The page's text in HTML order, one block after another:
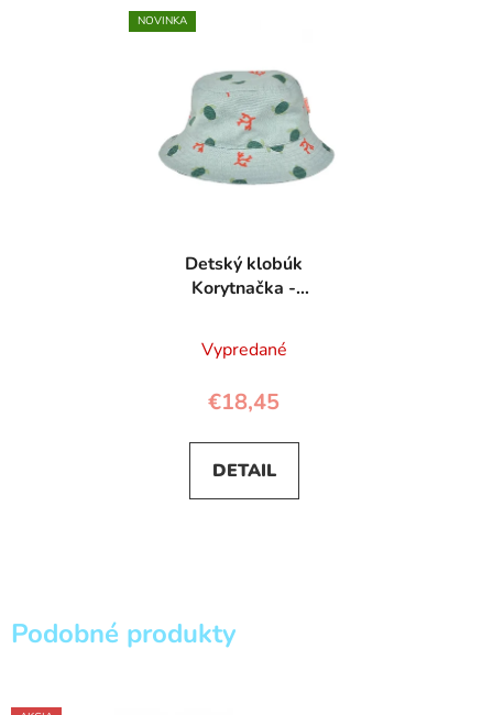
NOVINKA
Detský klobúk
Korytnačka -
Vypredané
€18,45
DETAIL
Podobné produkty